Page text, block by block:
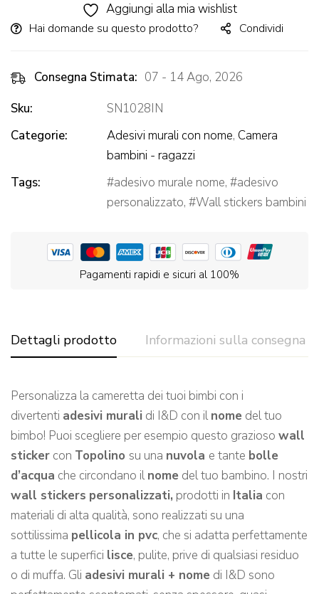
Aggiungi alla mia wishlist
Hai domande su questo prodotto? Condividi
Consegna Stimata: 07 - 14 Ago, 2026
Sku:
SN1028IN
Categorie:
Adesivi murali con nome, Camera
bambini - ragazzi
Tags:
adesivo murale nome,
adesivo
personalizzato, Wall stickers bambini
Pagamenti rapidi e sicuri al 100%
Dettagli prodotto Informazioni sulla consegna
Personalizza la cameretta dei tuoi bimbi con i
divertenti adesivi murali di I&D con ilnome del tuo
bimbo! Puoi scegliere per esempio questo grazioso wall
sticker con Topolino su una nuvola e tante bolle
d’acqua che circondano ilnome del tuo bambino. I nostri
wall stickers personalizzati, prodotti in Italia con
materiali di alta qualità, sono realizzati su una
sottilissima pellicola in pvc, che si adatta perfettamente
a tutte le superfici lisce, pulite, prive di qualsiasi residuo
o di muffa. Gli adesivi murali + nome di I&D sono